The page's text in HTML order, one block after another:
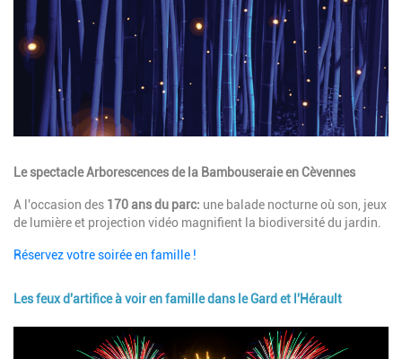
Description
Le spectacle Arborescences de la Bambouseraie en Cèvennes
A l'occasion des 170 ans du parc: une balade nocturne où son, jeux
de lumière et projection vidéo magnifient la biodiversité du jardin.
Réservez votre soirée en famille !
Les feux d'artifice à voir en famille dans le Gard et l'Hérault